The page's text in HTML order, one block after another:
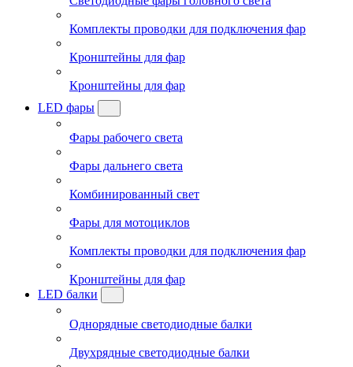
Комплекты проводки для подключения фар
Кронштейны для фар
Кронштейны для фар
LED фары
Фары рабочего света
Фары дальнего света
Комбинированный свет
Фары для мотоциклов
Комплекты проводки для подключения фар
Кронштейны для фар
LED балки
Однорядные светодиодные балки
Двухрядные светодиодные балки